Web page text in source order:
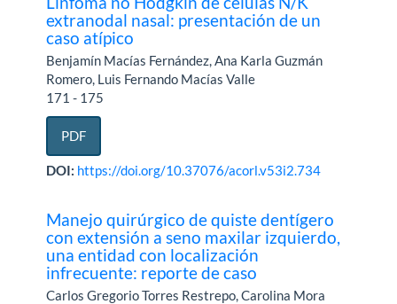
extranodal nasal: presentación de un
caso atípico
Benjamín Macías Fernández, Ana Karla Guzmán
Romero, Luis Fernando Macías Valle
171 - 175
PDF
DOI: https://doi.org/10.37076/acorl.v53i2.734
Manejo quirúrgico de quiste dentígero
con extensión a seno maxilar izquierdo,
una entidad con localización
infrecuente: reporte de caso
Carlos Gregorio Torres Restrepo, Carolina Mora